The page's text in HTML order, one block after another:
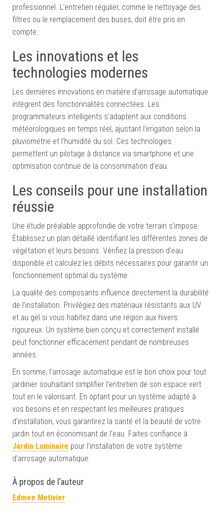
professionnel. L’entretien régulier, comme le nettoyage des
filtres ou le remplacement des buses, doit être pris en
compte.
Les innovations et les
technologies modernes
Les dernières innovations en matière d’arrosage automatique
intègrent des fonctionnalités connectées. Les
programmateurs intelligents s’adaptent aux conditions
météorologiques en temps réel, ajustant l’irrigation selon la
pluviométrie et l’humidité du sol. Ces technologies
permettent un pilotage à distance via smartphone et une
optimisation continue de la consommation d’eau.
Les conseils pour une installation
réussie
Une étude préalable approfondie de votre terrain s’impose.
Établissez un plan détaillé identifiant les différentes zones de
végétation et leurs besoins. Vérifiez la pression d’eau
disponible et calculez les débits nécessaires pour garantir un
fonctionnement optimal du système.
La qualité des composants influence directement la durabilité
de l’installation. Privilégiez des matériaux résistants aux UV
et au gel si vous habitez dans une région aux hivers
rigoureux. Un système bien conçu et correctement installé
peut fonctionner efficacement pendant de nombreuses
années.
En somme, l’arrosage automatique est le bon choix pour tout
jardinier souhaitant simplifier l’entretien de son espace vert
tout en le valorisant. En optant pour un système adapté à
vos besoins et en respectant les meilleures pratiques
d’installation, vous garantirez la santé et la beauté de votre
jardin tout en économisant de l’eau. Faites confiance à
Jardin Luminaire pour l’installation de votre système
d’arrosage automatique.
À propos de l’auteur
Edmee Metivier